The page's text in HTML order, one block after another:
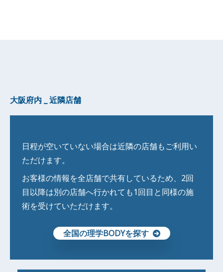
大阪府内 _ 近隣店舗
日程が空いていない場合は近隣の店舗もご利用い
ただけます。
お客様の情報を全店舗で共有しているため、2回
目以降は別の店舗へ行かれても1回目と同様の施
術を受けていただけます。
全国の理学BODYを探す